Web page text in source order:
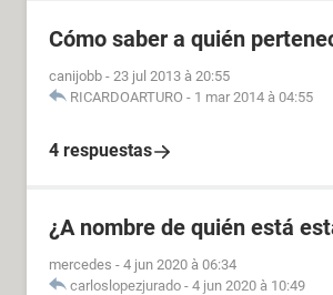
Cómo saber a quién
canijobb - 23 jul 2013 à 20:55
RICARDOARTURO - 1 mar 2014 à 04:55
4 respuestas
¿A nombre de quién está
mercedes - 4 jun 2020 à 06:34
carloslopezjurado - 4 jun 2020 à 10:49